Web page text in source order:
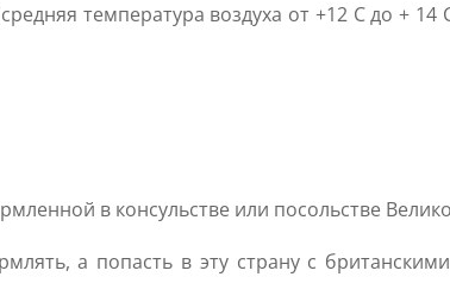
температура воздуха от +12 С до +
в консульстве или посольстве
а попасть в эту страну с